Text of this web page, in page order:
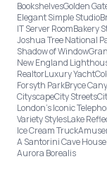
BookshelvesGolden
Elegant Simple Studio
IT Server RoomBakery
Joshua Tree National
Shadow of Window
New England
RealtorLuxury Yacht
Forsyth ParkBryce
CityscapeCity Streets
London’s Iconic
Variety StylesLake
Ice Cream Truck
A Santorini Cave
Aurora Borealis